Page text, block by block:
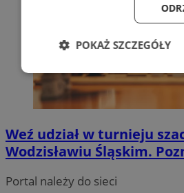
Weź udział w turnieju
Wodzisławiu Śląskim.
Portal należy do sieci
POKAŻ SZCZEGÓŁY
Niezbędne
Funkcjonalność